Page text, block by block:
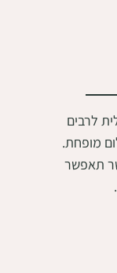
לרבים
מופחת.
תאפשר